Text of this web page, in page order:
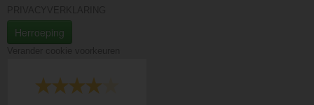
Herroeping